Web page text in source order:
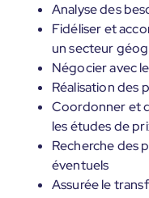
Analyse des
Fidéliser et
un secteur
Négocier avec
Réalisation des
Coordonner et
les études de
Recherche des
éventuels
Assurée le